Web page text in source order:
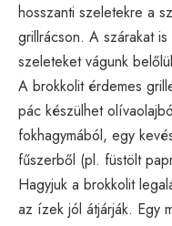
hosszanti szeletekre a
grillrácson. A szárakat
szeleteket vágunk
A brokkolit érdemes
pác készülhet
fokhagymából, egy
fűszerből (pl. füstölt
Hagyjuk a brokkolit
az ízek jól átjárják. Egy